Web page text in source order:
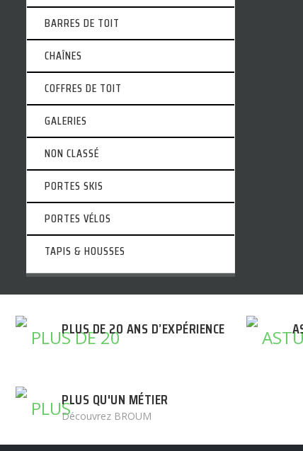
BARRES DE TOIT
CHAÎNES
COFFRES DE TOIT
GALERIES
NON CLASSÉ
PORTES SKIS
PORTES VÉLOS
TAPIS & HOUSSES
PLUS DE 20 ANS D’EXPÉRIENCE
PLUS QU'UN MÉTIER
Découvrez BROUM